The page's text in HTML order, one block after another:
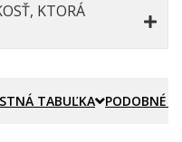
KTORÁ
TABUĽKA PODOBNÉ